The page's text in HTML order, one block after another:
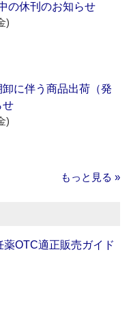
の休刊のお知らせ
)
に伴う商品出荷（発
せ
)
もっと見る »
薬OTC適正販売ガイド